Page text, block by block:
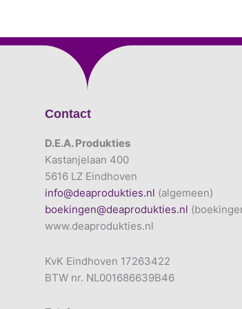
Contact
D.E.A. Produkties
Kastanjelaan 400
5616 LZ Eindhoven
info@deaprodukties.nl (algemeen)
boekingen@deaprodukties.nl
www.deaprodukties.nl
KvK Eindhoven 17263422
BTW nr. NL001686639B46